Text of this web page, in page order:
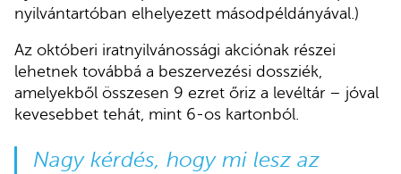
nyilvántartóban elhelyezett másodpéldányával.)
Az októberi iratnyilvánossági akciónak részei
lehetnek továbbá a beszervezési dossziék,
amelyekből összesen 9 ezret őriz a levéltár – jóval
kevesebbet tehát, mint 6-os kartonból.
Nagy kérdés, hogy mi lesz az